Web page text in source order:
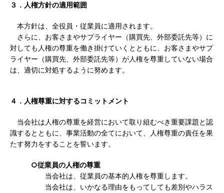
３．人権方針の適用範囲
本方針は、全役員・従業員に適用されます。
さらに、お客さまやサプライヤー（購買先、外部委託先等）に
対しても人権の尊重を働き掛けていくとともに、お客さまやサプ
ライヤー（購買先、外部委託先等）が人権を尊重していない場合
は、適切に対処するように努めます。
４．人権尊重に対するコミットメント
当会社は人権の尊重を経営において取り組むべき重要課題と認
識するとともに、事業活動の全てにおいて、人権尊重の責任を果
たす努力をすることを誓います。
○従業員の人権の尊重
当会社は、従業員の基本的人権を尊重します。
当会社は、いかなる理由をもってしても差別やハラス